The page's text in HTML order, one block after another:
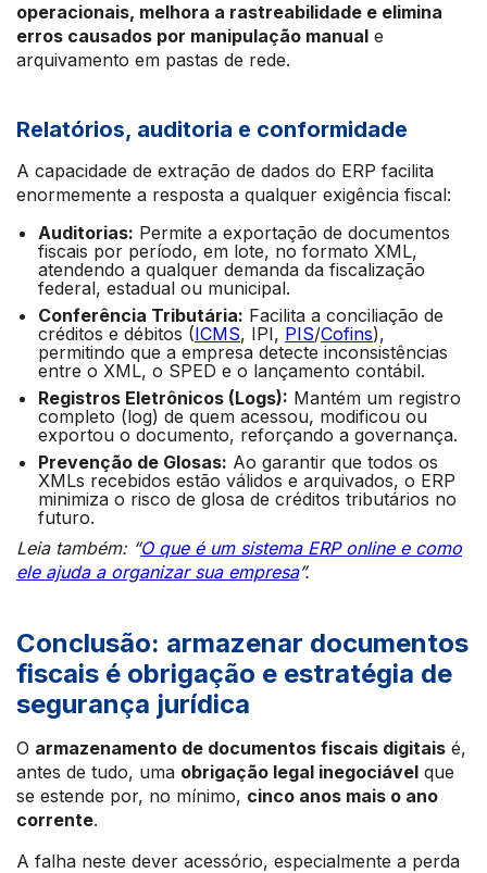
operacionais, melhora a rastreabilidade e elimina
erros causados por manipulação manual e
arquivamento em pastas de rede.
Relatórios, auditoria e conformidade
A capacidade de extração de dados do ERP facilita
enormemente a resposta a qualquer exigência fiscal:
Auditorias: Permite a exportação de documentos
fiscais por período, em lote, no formato XML,
atendendo a qualquer demanda da fiscalização
federal, estadual ou municipal.
Conferência Tributária: Facilita a conciliação de
créditos e débitos (ICMS, IPI, PIS/Cofins),
permitindo que a empresa detecte inconsistências
entre o XML, o SPED e o lançamento contábil.
Registros Eletrônicos (Logs): Mantém um registro
completo (log) de quem acessou, modificou ou
exportou o documento, reforçando a governança.
Prevenção de Glosas: Ao garantir que todos os
XMLs recebidos estão válidos e arquivados, o ERP
minimiza o risco de glosa de créditos tributários no
futuro.
Leia também: “O que é um sistema ERP online e como
ele ajuda a organizar sua empresa”.
Conclusão: armazenar documentos
fiscais é obrigação e estratégia de
segurança jurídica
O armazenamento de documentos fiscais digitais é,
antes de tudo, uma obrigação legal inegociável que
se estende por, no mínimo, cinco anos mais o ano
corrente.
A falha neste dever acessório, especialmente a perda